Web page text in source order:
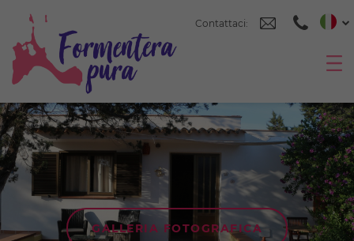
Contattaci:
GALLERIA FOTOGRAFICA